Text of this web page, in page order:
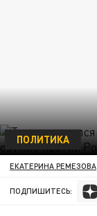
ПОЛИТИКА
ЕКАТЕРИНА РЕМЕЗОВА
ПОДПИШИТЕСЬ: